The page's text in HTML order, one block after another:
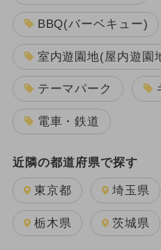
BBQ(バーベキュー)
室内遊園地(屋内遊園
テーマパーク
電車・鉄道
近隣の都道府県で探す
東京都 埼玉県
栃木県 茨城県